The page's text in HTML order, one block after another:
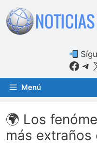
Saltar
contenido
Menú
🌍 Los
más extraños